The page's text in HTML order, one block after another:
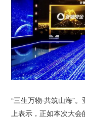
“三生万物·共筑山海”
上表示，正如本次大